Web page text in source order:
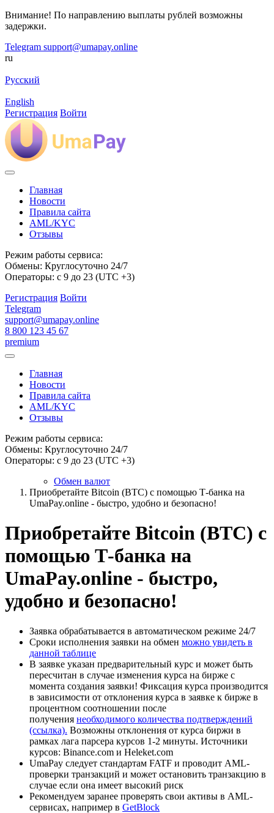
Внимание! По направлению выплаты рублей возможны
задержки.
Telegram support@umapay.online
ru
Русский
English
Регистрация Войти
Главная
Новости
Правила сайта
AML/KYC
Отзывы
Режим работы сервиса:
Обмены: Круглосуточно 24/7
Операторы: с 9 до 23 (UTC +3)
Регистрация Войти
Telegram
support@umapay.online
8 800 123 45 67
premium
Главная
Новости
Правила сайта
AML/KYC
Отзывы
Режим работы сервиса:
Обмены: Круглосуточно 24/7
Операторы: с 9 до 23 (UTC +3)
Обмен валют
Приобретайте Bitcoin (BTC) с помощью Т-банка на
UmaPay.online - быстро, удобно и безопасно!
Приобретайте Bitcoin (BTC) с
помощью Т-банка на
UmaPay.online - быстро,
удобно и безопасно!
Заявка обрабатывается в автоматическом режиме 24/7
Сроки исполнения заявки на обмен можно увидеть в
данной таблице
В заявке указан предварительный курс и может быть
пересчитан в случае изменения курса на бирже с
момента создания заявки! Фиксация курса производится
в зависимости от отклонения курса в заявке к бирже в
процентном соотношении после
получения необходимого количества подтверждений
(ссылка). Возможны отклонения от курса биржи в
рамках лага парсера курсов 1-2 минуты. Источники
курсов: Binance.com и Heleket.com
UmaPay следует стандартам FATF и проводит AML-
проверки транзакций и может остановить транзакцию в
случае если она имеет высокий риск
Рекомендуем заранее проверять свои активы в AML-
сервисах, например в GetBlock